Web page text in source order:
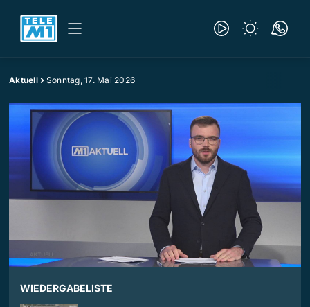
Aktuell Sonntag, 17. Mai 2026
WIEDERGABELISTE